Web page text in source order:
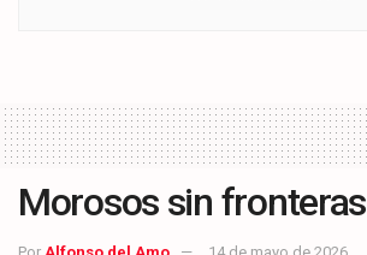
Morosos sin fronteras